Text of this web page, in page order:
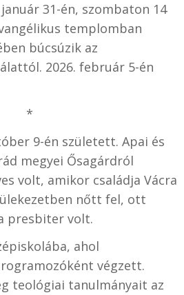
31-én, szombaton 14
templomban
búcsúzik az
2026. február 5-én
*
9-én született. Apai és
megyei Ősagárdról
volt, amikor családja Vácra
nőtt fel, ott
presbiter volt.
ahol
végzett.
teológiai tanulmányait az